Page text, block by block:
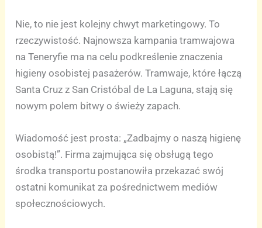
Nie, to nie jest kolejny chwyt marketingowy. To
rzeczywistość. Najnowsza kampania tramwajowa
na Teneryfie ma na celu podkreślenie znaczenia
higieny osobistej pasażerów. Tramwaje, które łączą
Santa Cruz z San Cristóbal de La Laguna, stają się
nowym polem bitwy o świeży zapach.
Wiadomość jest prosta: „Zadbajmy o naszą higienę
osobistą!”. Firma zajmująca się obsługą tego
środka transportu postanowiła przekazać swój
ostatni komunikat za pośrednictwem mediów
społecznościowych.